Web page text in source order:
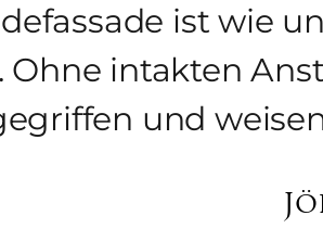
ist wie
Ohne intakten
und